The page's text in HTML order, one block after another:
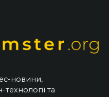
новини,
та